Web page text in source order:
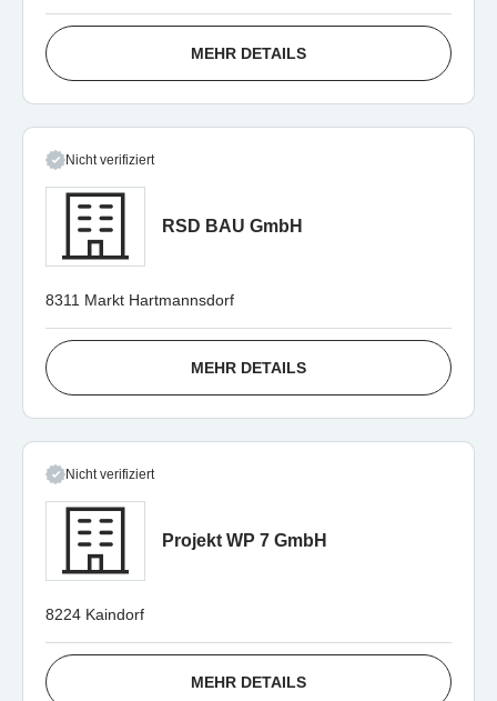
MEHR DETAILS
Nicht verifiziert
RSD BAU GmbH
8311 Markt Hartmannsdorf
MEHR DETAILS
Nicht verifiziert
Projekt WP 7 GmbH
8224 Kaindorf
MEHR DETAILS